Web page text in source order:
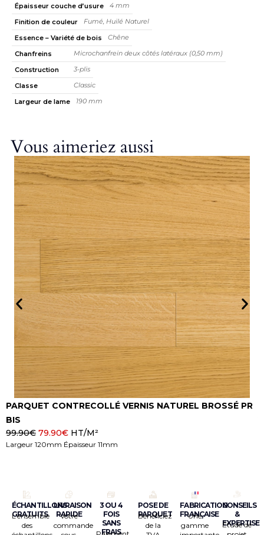
Épaisseur couche d’usure
4 mm
Finition de couleur
Fumé, Huilé Naturel
Essence – Variété de bois
Chêne
Chanfreins
Microchanfrein deux côtés latéraux (0,50 mm)
Construction
3-plis
Classe
Classic
Largeur de lame
190 mm
Vous aimeriez aussi
-20%
PARQUET CONTRECOLLÉ VERNIS NATUREL BROSSÉ PR
BIS
99.90€ 79.90€ HT/M²
Largeur 120mm Épaisseur 11mm
ÉCHANTILLONS
GRATUITS
L’ensemble
des
LIVRAISON
RAPIDE
Votre
commande
3 OU 4
FOIS
SANS
FRAIS
POSE DE
PARQUET
Bénéficiez
de la
FABRICATION
FRANÇAISE
Une
gamme
CONSEILS
&
EXPERTISE
Étude de